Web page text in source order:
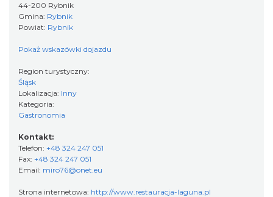
44-200 Rybnik
Gmina: Rybnik
Powiat: Rybnik
Pokaż wskazówki dojazdu
Region turystyczny:
Śląsk
Lokalizacja: Inny
Kategoria:
Gastronomia
Kontakt:
Telefon: +48 324 247 051
Fax: +48 324 247 051
Email: miro76@onet.eu
Strona internetowa: http://www.restauracja-laguna.pl